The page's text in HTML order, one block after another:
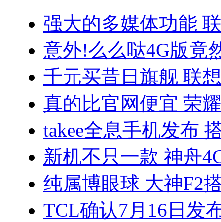
强大的多媒体功能
意外!么么哒4G版竟
千元买昔日旗舰 联
真的比官网便宜 荣
takee全息手机发布
新机不只一款 神舟
纯属博眼球 大神F2
TCL确认7月16日发